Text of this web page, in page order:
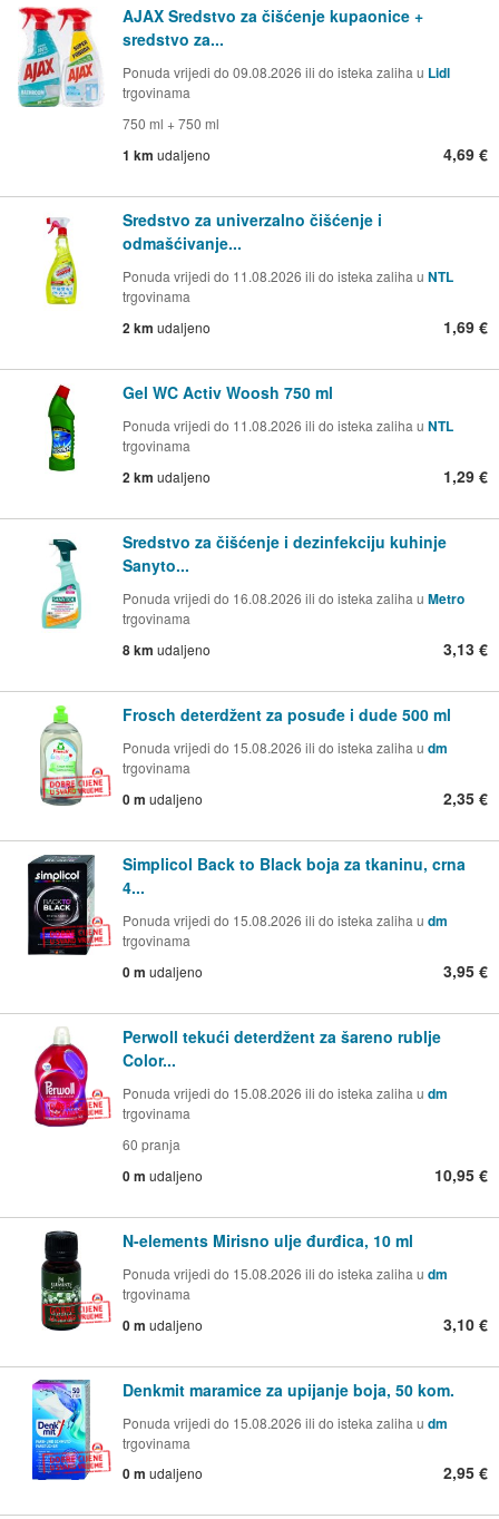
AJAX Sredstvo za čišćenje kupaonice +
sredstvo za...
Ponuda vrijedi do 09.08.2026 ili do isteka zaliha u Lidl
trgovinama
750 ml + 750 ml
1 km udaljeno 4,69 €
Sredstvo za univerzalno čišćenje i
odmašćivanje...
Ponuda vrijedi do 11.08.2026 ili do isteka zaliha u NTL
trgovinama
2 km udaljeno 1,69 €
Gel WC Activ Woosh 750 ml
Ponuda vrijedi do 11.08.2026 ili do isteka zaliha u NTL
trgovinama
2 km udaljeno 1,29 €
Sredstvo za čišćenje i dezinfekciju kuhinje
Sanyto...
Ponuda vrijedi do 16.08.2026 ili do isteka zaliha u Metro
trgovinama
8 km udaljeno 3,13 €
Frosch deterdžent za posuđe i dude 500 ml
Ponuda vrijedi do 15.08.2026 ili do isteka zaliha u dm
trgovinama
0 m udaljeno 2,35 €
Simplicol Back to Black boja za tkaninu, crna
4...
Ponuda vrijedi do 15.08.2026 ili do isteka zaliha u dm
trgovinama
0 m udaljeno 3,95 €
Perwoll tekući deterdžent za šareno rublje
Color...
Ponuda vrijedi do 15.08.2026 ili do isteka zaliha u dm
trgovinama
60 pranja
0 m udaljeno 10,95 €
N-elements Mirisno ulje đurđica, 10 ml
Ponuda vrijedi do 15.08.2026 ili do isteka zaliha u dm
trgovinama
0 m udaljeno 3,10 €
Denkmit maramice za upijanje boja, 50 kom.
Ponuda vrijedi do 15.08.2026 ili do isteka zaliha u dm
trgovinama
0 m udaljeno 2,95 €